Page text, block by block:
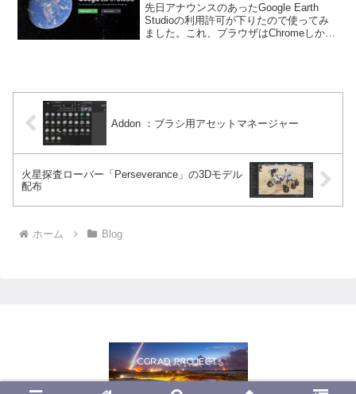
先日アナウンスのあったGoogle Earth
Studioの利用許可が下りたので使ってみ
ました。これ、ブラウザはChromeしか使
Addon ：ブラシ用アセットマネージャー
火星探査ローバー「Perseverance」の3Dモデル
配布
ホーム Blog